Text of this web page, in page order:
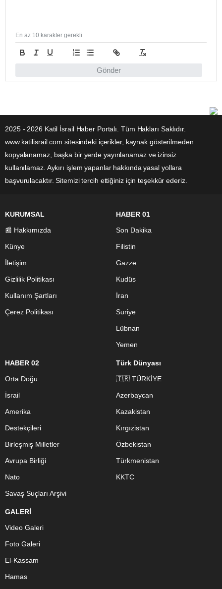
Gönder
En az 10 karakter gerekli
2025 - 2026 Katil İsrail Haber Portalı. Tüm Hakları Saklıdır.
www.katilisrail.com sitesindeki içerikler, kaynak gösterilmeden
kopyalanamaz, başka bir yerde yayınlanamaz ve izinsiz
kullanılamaz. Aykırı işlem yapanlar hakkında yasal yollara
başvurulacaktır. Sitemizi tercih ettiğiniz için teşekkür ederiz.
KURUMSAL
📰 Hakkımızda
Künye
İletişim
Gizlilik Politikası
Kullanım Şartları
Çerez Politikası
HABER 01
Son Dakika
Filistin
Gazze
Kudüs
İran
Suriye
Lübnan
Yemen
HABER 02
Orta Doğu
İsrail
Amerika
Destekçileri
Birleşmiş Milletler
Avrupa Birliği
Nato
Savaş Suçları Arşivi
Türk Dünyası
🇹🇷 TÜRKİYE
Azerbaycan
Kazakistan
Kırgızistan
Özbekistan
Türkmenistan
KKTC
GALERİ
Video Galeri
Foto Galeri
El-Kassam
Hamas